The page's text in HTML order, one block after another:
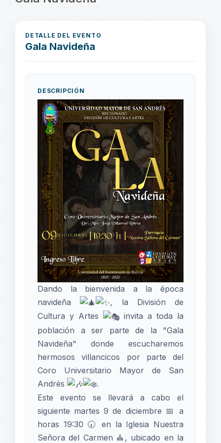
DETALLE DEL EVENTO
Gala Navideña
DESCRIPCIÓN
Dando la bienvenida a la época
navideña
, la División de
Cultura y Artes
invita a toda la
población a ser parte de la "Gala
Navideña" donde escucharemos
hermosos villancicos por parte del
Coro Universitario Mayor de San
Andrés
.
Este evento se llevará a cabo el
siguiente martes 9 de diciembre 📅 a
horas 19:30 🕢 en la Iglesia Nuestra
Señora del Carmen ⛪, ubicado en la